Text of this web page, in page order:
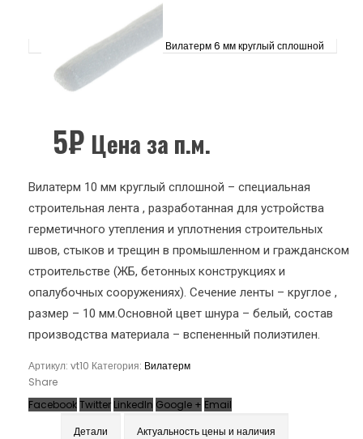
Вилатерм 6 мм круглый сплошной
5₽ Цена за п.м.
Вилатерм 10 мм круглый сплошной – специальная
строительная лента , разработанная для устройства
герметичного утепления и уплотнения строительных
швов, стыков и трещин в промышленном и гражданском
строительстве (ЖБ, бетонных конструкциях и
опалубочных сооружениях). Сечение ленты – круглое ,
размер – 10 мм.Основной цвет шнура – белый, состав
производства материала – вспененный полиэтилен.
Артикул: vt10 Категория: Вилатерм
Share
FacebookTwitter LinkedIn Google + Email
Детали
Актуальность цены и наличия